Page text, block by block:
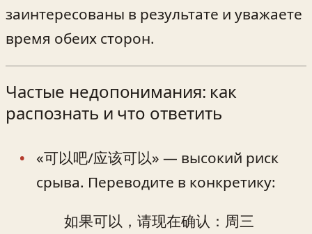
заинтересованы в результате и уважаете
время обеих сторон.
Частые недопонимания: как
распознать и что ответить
«可以吧/应该可以» — высокий риск
срыва. Переводите в конкретику:
如果可以，请现在确认：周三